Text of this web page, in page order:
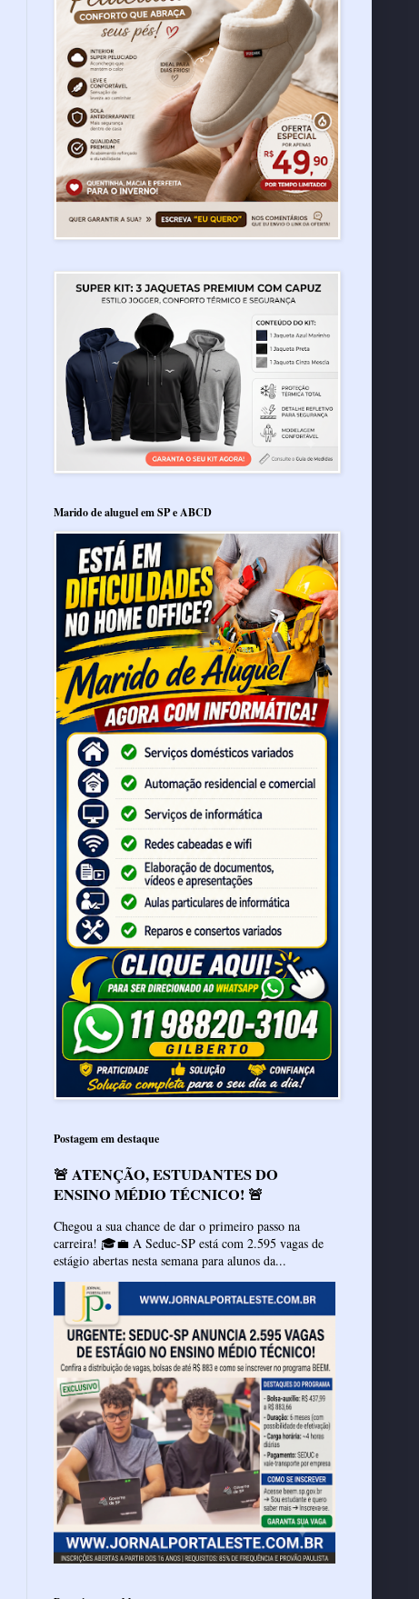
Marido de aluguel em SP e ABCD
Postagem em destaque
🚨 ATENÇÃO, ESTUDANTES DO
ENSINO MÉDIO TÉCNICO! 🚨
Chegou a sua chance de dar o primeiro passo na
carreira! 🎓💼 A Seduc-SP está com 2.595 vagas de
estágio abertas nesta semana para alunos da...